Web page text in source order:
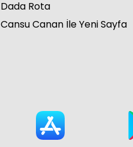
Dada Rota
Cansu Canan İle Yeni Sayfa